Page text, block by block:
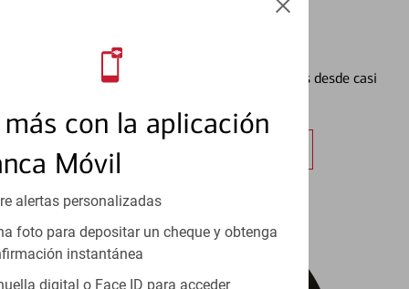
con la aplicación
Móvil
alertas personalizadas
foto para depositar un cheque y obtenga
instantánea
digital o Face ID para acceder
Vea cómo mantener el control de sus finanzas desde casi
Obtener más información